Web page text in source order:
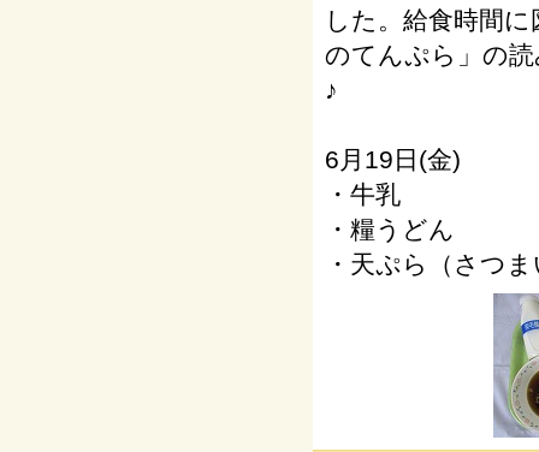
した。給食時間
のてんぷら」の
♪
6月19日(金)
・牛乳
・糧うどん
・天ぷら（さつ